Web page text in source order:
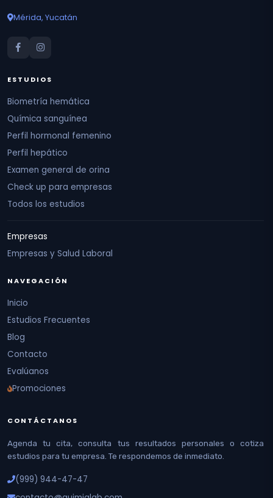
Mérida, Yucatán
ESTUDIOS
Biometría hemática
Química sanguínea
Perfil hormonal femenino
Perfil hepático
Examen general de orina
Check up para empresas
Todos los estudios
Empresas
Empresas y Salud Laboral
NAVEGACIÓN
Inicio
Estudios Frecuentes
Blog
Contacto
Evalúanos
Promociones
CONTÁCTANOS
Agenda tu cita, consulta tus resultados personales o cotiza
estudios para tu empresa. Te respondemos de inmediato.
(999) 944-47-47